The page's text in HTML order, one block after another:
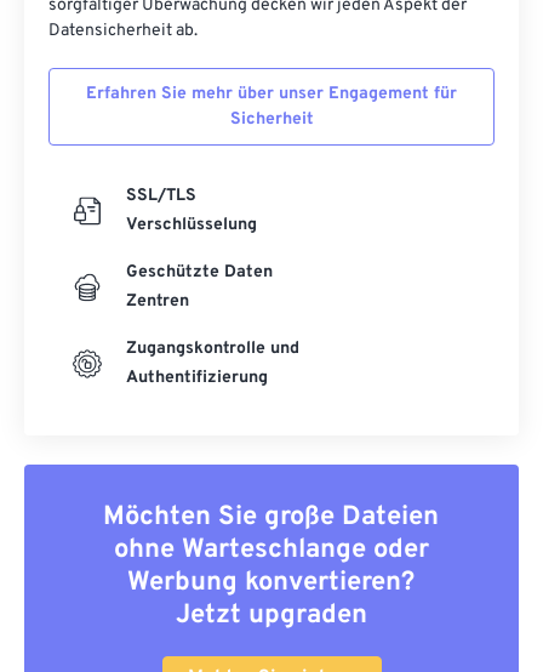
sorgfältiger Überwachung decken wir jeden Aspekt der
Datensicherheit ab.
Erfahren Sie mehr über unser Engagement für
Sicherheit
SSL/TLS
Verschlüsselung
Geschützte Daten
Zentren
Zugangskontrolle und
Authentifizierung
Möchten Sie große Dateien
ohne Warteschlange oder
Werbung konvertieren?
Jetzt upgraden